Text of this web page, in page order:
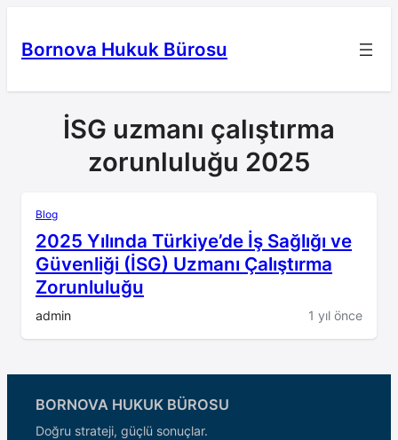
geçBornova Hukuk Bürosu
İSG uzmanı çalıştırma
zorunluluğu 2025
Blog
2025 Yılında Türkiye’de İş Sağlığı ve
Güvenliği (İSG) Uzmanı Çalıştırma
Zorunluluğu
admin 1 yıl önce
BORNOVA HUKUK BÜROSU
Doğru strateji, güçlü sonuçlar.